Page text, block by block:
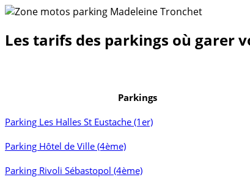
Les tarifs des parkings où garer
Parkings
Parking Les Halles St Eustache (1er)
Parking Hôtel de Ville (4ème)
Parking Rivoli Sébastopol (4ème)